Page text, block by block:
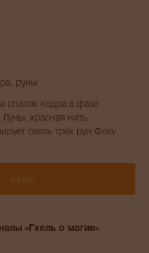
руны
спилах кедра в фазе
Луны, красная нить
связь трёх рун Феху
1 КЛИК
«Гхель о магии»